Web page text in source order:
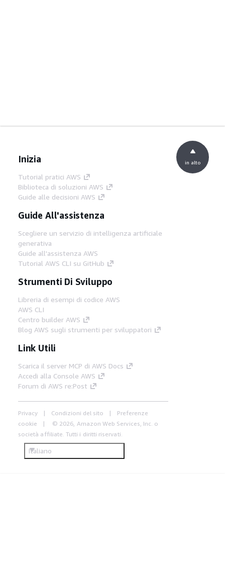
Inizia
Tutorial pratici AWS
Biblioteca di soluzioni AWS
Guide alle decisioni AWS
Guide All'assistenza
Scegliere un servizio di intelligenza artificiale
generativa
Guide all'assistenza AWS
Tutorial AWS CLI su GitHub
Strumenti Di Sviluppo
Libreria di esempi di codice AWS
AWS CLI
Centro builder AWS
Blog AWS sugli strumenti per sviluppatori
Link Utili
Scarica il server MCP di AWS Docs
Accedi alla Console AWS
Forum di AWS re:Post
Privacy Condizioni del sito
Preferenze
cookie
© 2026, Amazon Web Services, Inc. o
società affiliate. Tutti i diritti riservati.
Italiano
in alto